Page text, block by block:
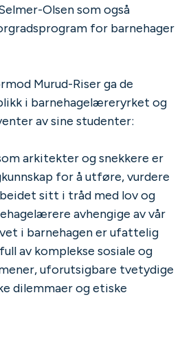
Olsen som også
for barnehager
Murud-Riser ga de
i barnehagelæreryrket og
av sine studenter:
arkitekter og snekkere er
for å utføre, vurdere
sitt i tråd med lov og
avhengige av vår
i barnehagen er ufattelig
av komplekse sosiale og
uforutsigbare tvetydige
dilemmaer og etiske